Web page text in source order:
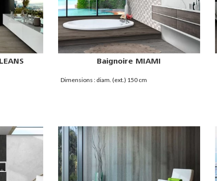
Baignoire MIAMI
Dimensions : diam. (ext.) 150 cm